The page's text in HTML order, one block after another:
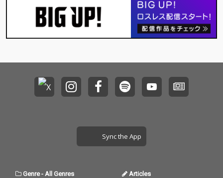
Sync the App
Genre- All Genres Articles